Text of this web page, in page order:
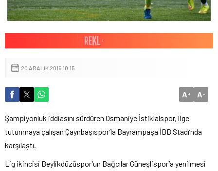
20 ARALIK 2016 10:15
A+ A-
Şampiyonluk iddiasını sürdüren Osmaniye İstiklalspor, lige
tutunmaya çalışan Çayırbaşıspor’la Bayrampaşa İBB Stadı’nda
karşılaştı.
Lig ikincisi Beylikdüzüspor’un Bağcılar Güneşlispor’a yenilmesi